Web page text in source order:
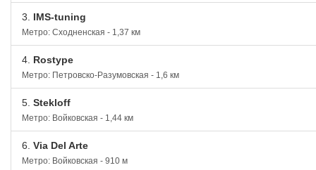
3. IMS-tuning
Метро: Сходненская - 1,37 км
4. Rostype
Метро: Петровско-Разумовская - 1,6 км
5. Stekloff
Метро: Войковская - 1,44 км
6. Via Del Arte
Метро: Войковская - 910 м